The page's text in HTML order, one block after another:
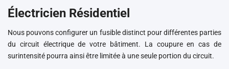
Électricien Résidentiel
Nous pouvons configurer un fusible distinct pour différentes parties
du circuit électrique de votre bâtiment. La coupure en cas de
surintensité pourra ainsi être limitée à une seule portion du circuit.